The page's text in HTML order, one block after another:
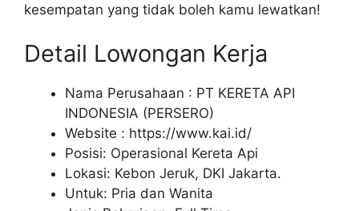
kesempatan yang tidak boleh kamu lewatkan!
Detail Lowongan Kerja
Nama Perusahaan : PT KERETA API
INDONESIA (PERSERO)
Website : https://www.kai.id/
Posisi: Operasional Kereta Api
Lokasi: Kebon Jeruk, DKI Jakarta.
Untuk: Pria dan Wanita